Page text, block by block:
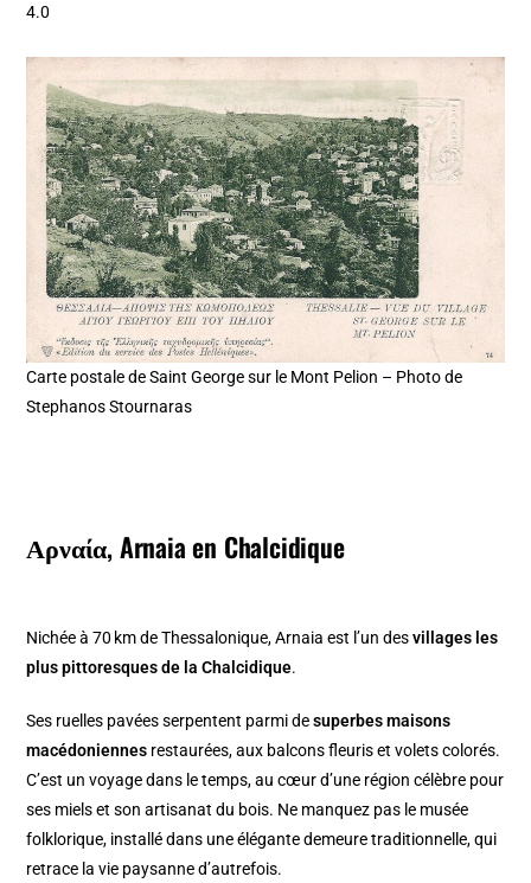
4.0
Carte postale de Saint George sur le Mont Pelion – Photo de
Stephanos Stournaras
Αρναία, Arnaia en Chalcidique
Nichée à 70 km de Thessalonique, Arnaia est l’un desvillages les
plus pittoresques de la Chalcidique.
Ses ruelles pavées serpentent parmi desuperbes maisons
macédoniennes restaurées, aux balcons fleuris et volets colorés.
C’est un voyage dans le temps, au cœur d’une région célèbre pour
ses miels et son artisanat du bois. Ne manquez pas le musée
folklorique, installé dans une élégante demeure traditionnelle, qui
retrace la vie paysanne d’autrefois.